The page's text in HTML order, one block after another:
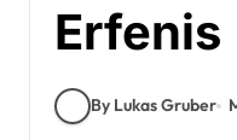
Erfenis
By Lukas Gruber